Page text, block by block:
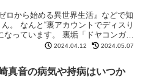
ロから始める異世界生活』などで知
。 なんと“裏アカウントでディスり
っています。 裏垢「ドヤコンガ」
うか？ 今回は、水瀬...
2024.04.12 2024.05.07
真音の病気や持病はいつか